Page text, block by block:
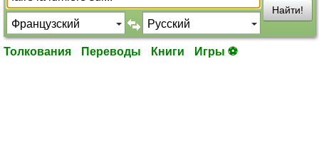
Найти!
Толкования Переводы Книги Игры ⚽